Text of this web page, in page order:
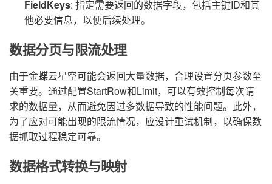
FieldKeys: 指定需要返回的数据字段，包括主键ID和其
他必要信息，以便后续处理。
数据分页与限流处理
由于金蝶云星空可能会返回大量数据，合理设置分页参数至
关重要。通过配置StartRow和Limit，可以有效控制每次请
求的数据量，从而避免因过多数据导致的性能问题。此外，
为了应对可能出现的限流情况，应设计重试机制，以确保数
据抓取过程稳定可靠。
数据格式转换与映射